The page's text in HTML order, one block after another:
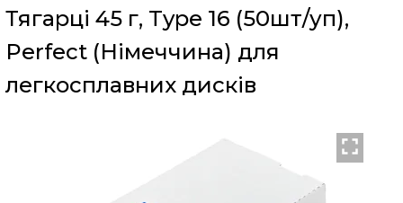
Тягарці 45 г, Type 16 (50шт/уп),
Perfect (Німеччина) для
легкосплавних дисків